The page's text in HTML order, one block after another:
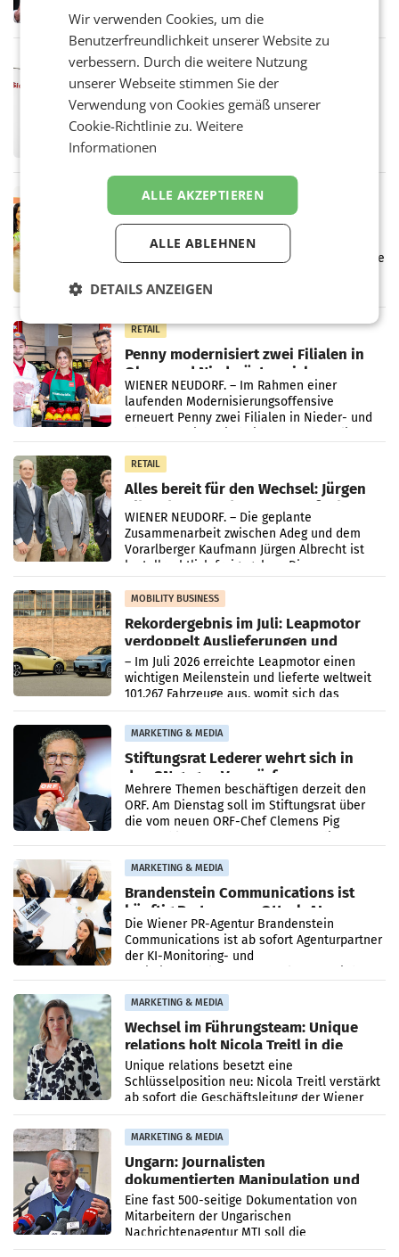
von 1.544,0 Mio. EUR erwirtschaftet, was
einem Plus von 3,8 Prozent gegenüber dem
Vergleichszeitraum
MARKETING & MEDIA
ProSiebenSat.1 spart und macht
überraschend viel Gewinn
UNTERFÖHRING/MAILAND/AMSTERDAM. Der
Fernsehkonzern ProSiebenSat.1 hat im
Frühjahr dank Kostensenkungen operativ
Markterwartung deutlich übertroffen.
RETAIL
Eine Bühne für Zirkularität: ARA und
Müller informieren am POS über
Über den gesamten August hinweg rücken die
Handelskonzern Müller die Initiative
Müller-Filialen
RETAIL
Penny modernisiert zwei Filialen in
Ober- und Niederösterreich
WIENER NEUDORF. – Im Rahmen einer
laufenden Modernisierungsoffensive
erneuert Penny zwei Filialen in Nieder- und
RETAIL
Alles bereit für den Wechsel: Jürgen
Albrecht setzt ab 1.1.2027 auf Adeg
WIENER NEUDORF. – Die geplante
Zusammenarbeit zwischen Adeg und dem
Vorarlberger Kaufmann Jürgen Albrecht ist
kartellrechtlich freigegeben: Die
Bundeswettbewerbsbehörde und der
Bundeskartellanwalt
MOBILITY BUSINESS
Rekordergebnis im Juli: Leapmotor
verdoppelt Auslieferungen und
überschreitet die 100.000er-Marke
– Im Juli 2026 erreichte Leapmotor einen
wichtigen Meilenstein und lieferte weltweit
101.267 Fahrzeuge aus, womit sich das
Ergebnis gegenüber Juli 2025 mehr als
verdoppelte (+102
MARKETING & MEDIA
Stiftungsrat Lederer wehrt sich in
den SN gegen Vorwürfe
Mehrere Themen beschäftigen derzeit den
ORF. Am Dienstag soll im Stiftungsrat über
die vom neuen ORF-Chef Clemens Pig
MARKETING & MEDIA
Brandenstein Communications ist
künftig Partner von OtterlyAI
Die Wiener PR-Agentur Brandenstein
Communications ist ab sofort Agenturpartner
der KI-Monitoring- und
MARKETING & MEDIA
Wechsel im Führungsteam: Unique
relations holt Nicola Treitl in die
Geschäftsleitung
Unique relations besetzt eine
Schlüsselposition neu: Nicola Treitl verstärkt
ab sofort die Geschäftsleitung der Wiener
PR-Agentur an der Seite von Josef Kalina und
Anna Kalina-Mahr.
MARKETING & MEDIA
Ungarn: Journalisten
dokumentierten Manipulation und
Zensur
Eine fast 500-seitige Dokumentation von
Mitarbeitern der Ungarischen
Nachrichtenagentur MTI soll die
systematische Nachrichten-Manipulation und
Wir verwenden Cookies, um die
Benutzerfreundlichkeit unserer Website zu
verbessern. Durch die weitere Nutzung
unserer Webseite stimmen Sie der
Verwendung von Cookies gemäß unserer
Cookie-Richtlinie zu.Weitere
Informationen
ALLE AKZEPTIEREN
ALLE ABLEHNEN
DETAILS ANZEIGEN